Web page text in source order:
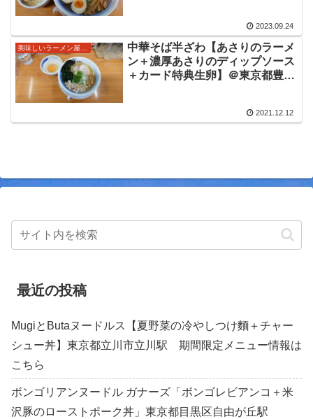
個人的ドストライクでウマイ。あ
さりの旨味染み渡る美味しい塩ラ
ーメンをいただきました。
2023.09.24
中華そば半ざわ【あさりのラーメ
ン＋濃厚あさりのディップソース
＋カード特典生卵】＠東京都豊島
ト！あさりの美味しさを堪能でき
2021.12.12
最近の投稿
MugiとButaヌードルス【夏野菜の冷やしつけ麵＋チャー
シュー丼】東京都立川市立川駅 期間限定メニュー情報は
こちら
ボンゴリアンヌードル ガナーズ「ボンゴレビアンコ＋米
沢豚のローストポーク丼」東京都目黒区自由が丘駅